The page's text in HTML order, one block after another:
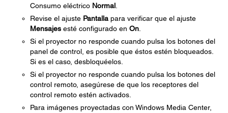
Consumo eléctrico Normal
Revise el ajuste Pantalla para verificar que el ajuste
Mensajes esté configurado en On
Si el proyector no responde cuando pulsa los botones del
panel de control, es posible que éstos estén bloqueados.
Si es el caso, desbloquéelos.
Si el proyector no responde cuando pulsa los botones del
control remoto, asegúrese de que los receptores del
control remoto estén activados.
Para imágenes proyectadas con Windows Media Center,